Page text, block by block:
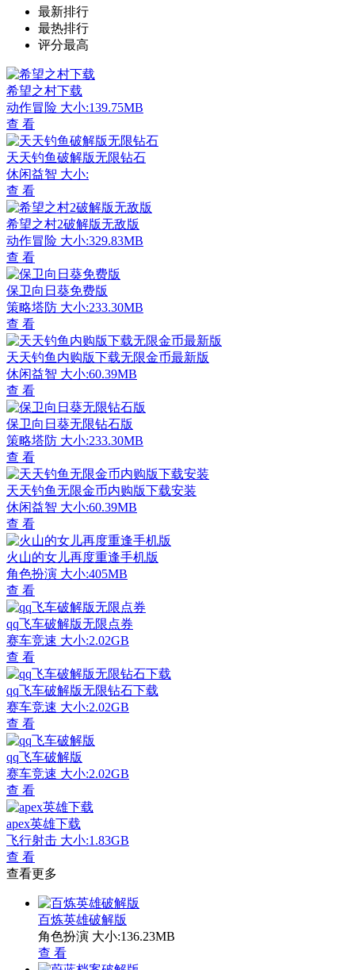
最新排行
最热排行
评分最高
希望之村下载
动作冒险 大小:139.75MB
查 看
天天钓鱼破解版无限钻石
休闲益智 大小:
查 看
希望之村2破解版无敌版
动作冒险 大小:329.83MB
查 看
保卫向日葵免费版
策略塔防 大小:233.30MB
查 看
天天钓鱼内购版下载无限金币最新版
休闲益智 大小:60.39MB
查 看
保卫向日葵无限钻石版
策略塔防 大小:233.30MB
查 看
天天钓鱼无限金币内购版下载安装
休闲益智 大小:60.39MB
查 看
火山的女儿再度重逢手机版
角色扮演 大小:405MB
查 看
qq飞车破解版无限点券
赛车竞速 大小:2.02GB
查 看
qq飞车破解版无限钻石下载
赛车竞速 大小:2.02GB
查 看
qq飞车破解版
赛车竞速 大小:2.02GB
查 看
apex英雄下载
飞行射击 大小:1.83GB
查 看
查看更多
百炼英雄破解版
角色扮演 大小:136.23MB
查 看